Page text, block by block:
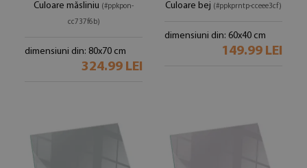
Culoare măsliniu (#ppkpon-
cc737f6b)
dimensiuni din: 80x70 cm
324.99 LEI
Culoare bej (#ppkprntp-cceee3cf)
dimensiuni din: 60x40 cm
149.99 LEI